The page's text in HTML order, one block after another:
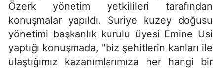
Özerk yönetim yetkilileri tarafından
konuşmalar yapıldı. Suriye kuzey doğusu
yönetimi başkanlık kurulu üyesi Emine Usi
yaptığı konuşmada, "biz şehitlerin kanları ile
ulaştığımız kazanımlarımıza her hangi bir